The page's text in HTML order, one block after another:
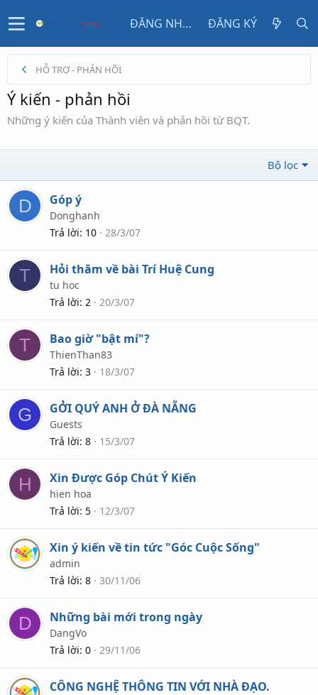
ĐĂNG NHẬP ĐĂNG KÝ
HỖ TRỢ - PHẢN HỒI
Ý kiến - phản hồi
Những ý kiến của Thành viên và phản hồi từ BQT.
Bộ lọc
D Góp ý
Donghanh
Trả lời 10 28/3/07
T Hỏi thăm về bài Trí Huệ Cung
tu hoc
Trả lời 2 20/3/07
T Bao giờ "bật mí"?
ThienThan83
Trả lời 3 18/3/07
G GỞI QUÝ ANH Ở ĐÀ NẴNG
Guests
Trả lời 8 15/3/07
H Xin Được Góp Chút Ý Kiến
hien hoa
Trả lời 5 12/3/07
Xin ý kiến về tin tức "Góc Cuộc Sống"
admin
Trả lời 8 30/11/06
D Những bài mới trong ngày
DangVo
Trả lời 0 29/11/06
CÔNG NGHỆ THÔNG TIN VỚI NHÀ ĐẠO.